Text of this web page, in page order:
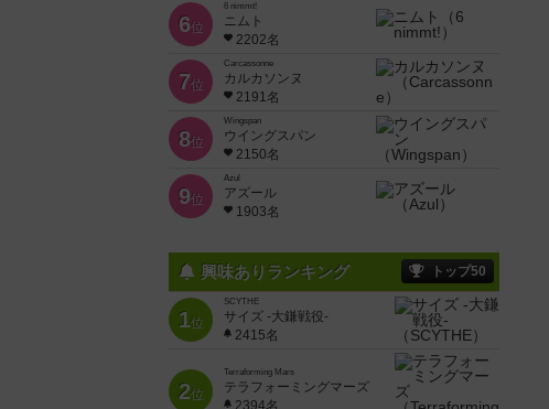
6位
6 nimmt!
ニムト
2202名
7位
Carcassonne
カルカソンヌ
2191名
8位
Wingspan
ウイングスパン
2150名
9位
Azul
アズール
1903名
興味ありランキング トップ50
1位
SCYTHE
サイズ -大鎌戦役-
2415名
2位
Terraforming Mars
テラフォーミングマーズ
2394名